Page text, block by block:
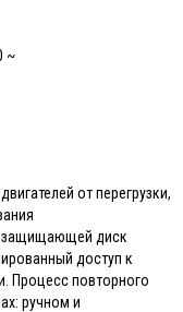
~
от перегрузки,
защищающей диск
доступ к
Процесс повторного
ручном и